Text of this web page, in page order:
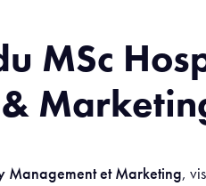
MSc
Management et Marketing,